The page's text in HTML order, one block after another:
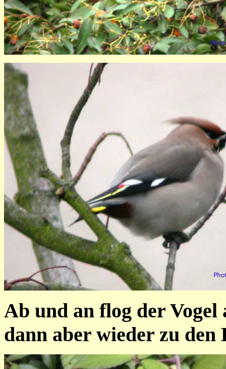
Ab und an flog der
dann aber wieder zu